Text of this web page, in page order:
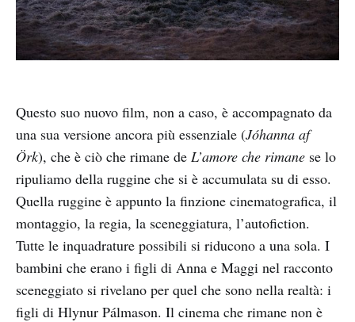
Questo suo nuovo film, non a caso, è accompagnato da
una sua versione ancora più essenziale (Jóhanna af
Örk), che è ciò che rimane de L’amore che rimane se lo
ripuliamo della ruggine che si è accumulata su di esso.
Quella ruggine è appunto la finzione cinematografica, il
montaggio, la regia, la sceneggiatura, l’autofiction.
Tutte le inquadrature possibili si riducono a una sola. I
bambini che erano i figli di Anna e Maggi nel racconto
sceneggiato si rivelano per quel che sono nella realtà: i
figli di Hlynur Pálmason. Il cinema che rimane non è